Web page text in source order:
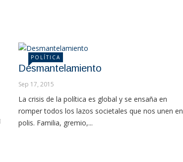
POLÍTICA
Desmantelamiento
Sep 17, 2015
La crisis de la política es global y se ensaña en
romper todos los lazos societales que nos unen en
polis. Familia, gremio,...